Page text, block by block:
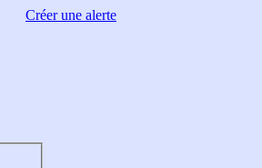
Créer une alerte